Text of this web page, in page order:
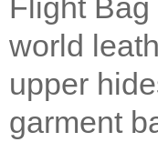
Flight Bag
world
upper
garment